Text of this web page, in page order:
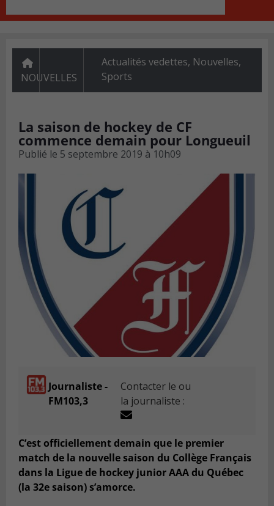
NOUVELLES
Actualités vedettes, Nouvelles,
Sports
La saison de hockey de CF
commence demain pour Longueuil
Publié le 5 septembre 2019 à 10h09
Journaliste -
FM103,3
Contacter le ou
la journaliste :
C’est officiellement demain que le premier
match de la nouvelle saison du Collège Français
dans la Ligue de hockey junior AAA du Québec
(la 32e saison) s’amorce.